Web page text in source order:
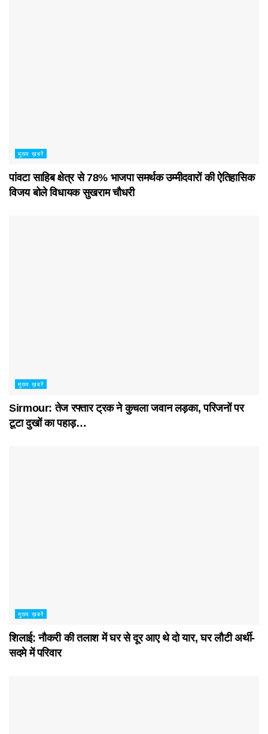
मुख्य ख़बरें
पांवटा साहिब क्षेत्र से 78% भाजपा समर्थक उम्मीदवारों की ऐतिहासिक
विजय बोले विधायक सुखराम चौधरी
मुख्य ख़बरें
Sirmour: तेज रफ्तार ट्रक ने कुचला जवान लड़का, परिजनों पर
टूटा दुखों का पहाड़…
मुख्य ख़बरें
शिलाई: नौकरी की तलाश में घर से दूर आए थे दो यार, घर लौटी अर्थी-
सदमे में परिवार